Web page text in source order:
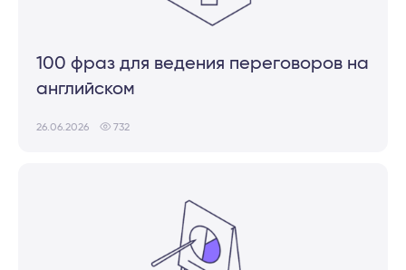
100 фраз для ведения переговоров на
английском
26.06.2026 732